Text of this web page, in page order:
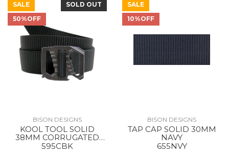
SALE
50%OFF
SOLD OUT
BISON DESIGNS
KOOL TOOL SOLID
38MM CORRUGATED
BLACK
595CBK
SALE
10%OFF
BISON DESIGNS
TAP CAP SOLID 30MM
NAVY
655NVY